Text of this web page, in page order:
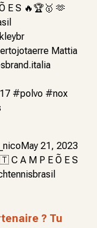
E S 🔥🏆🥇 🫶
Mattia
#polvo #nox
21, 2023
C A M P E Õ E S
? Tu